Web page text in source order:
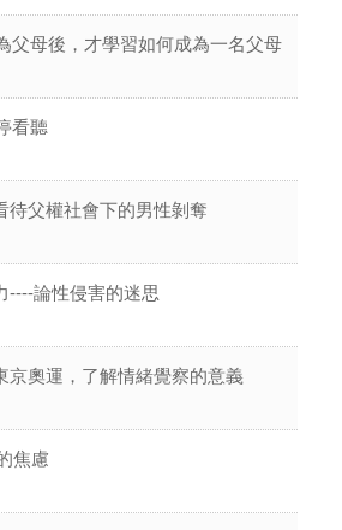
父母後，才學習如何成為一名父母
看聽
父權社會下的男性剝奪
----論性侵害的迷思
京奧運，了解情緒覺察的意義
焦慮